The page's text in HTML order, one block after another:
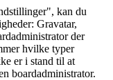
kan du
Gravatar,
der
hvilke typer
er i stand til at
boardadministrator.